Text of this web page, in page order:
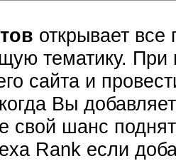
открывает все
тематику.
сайта и
Вы
свой шанс
Rank если